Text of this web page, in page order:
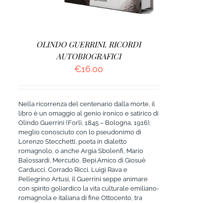
OLINDO GUERRINI. RICORDI
AUTOBIOGRAFICI
€16.00
Nella ricorrenza del centenario dalla morte, il
libro è un omaggio al genio ironico e satirico di
Olindo Guerrini (Forlì, 1845 – Bologna, 1916),
meglio conosciuto con lo pseudonimo di
Lorenzo Stecchetti, poeta in dialetto
romagnolo, o anche Argia Sbolenfi, Mario
Balossardi, Mercutio, Bepi.Amico di Giosuè
Carducci, Corrado Ricci, Luigi Rava e
Pellegrino Artusi, il Guerrini seppe animare
con spirito goliardico la vita culturale emiliano-
romagnola e italiana di fine Ottocento, tra